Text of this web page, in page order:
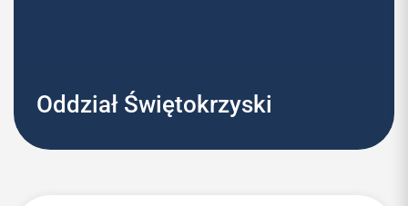
Oddział Świętokrzyski